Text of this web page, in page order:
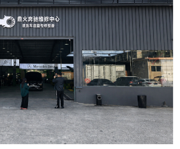
车片厚度、刹车盘状态、刹车油含
查：各类衬套、球头是否老化开
进气系统与燃烧室检查
：必要时清
；4）全车电控系统扫描 ：通过诊
，排查隐性故障。专业的专修店
。